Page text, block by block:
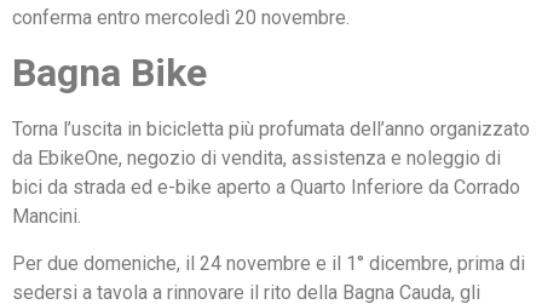
conferma entro mercoledì 20 novembre.
Bagna Bike
Torna l’uscita in bicicletta più profumata dell’anno organizzato
da EbikeOne, negozio di vendita, assistenza e noleggio di
bici da strada ed e-bike aperto a Quarto Inferiore da Corrado
Mancini.
Per due domeniche, il 24 novembre e il 1° dicembre, prima di
sedersi a tavola a rinnovare il rito della Bagna Cauda, gli